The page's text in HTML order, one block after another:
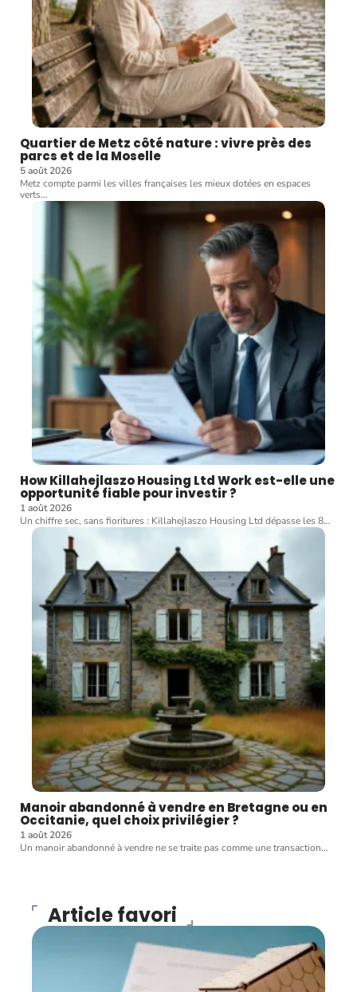
Quartier de Metz côté nature : vivre près des
parcs et de la Moselle
5 août 2026
Metz compte parmi les villes françaises les mieux dotées en espaces
verts…
How Killahejlaszo Housing Ltd Work est-elle une
opportunité fiable pour investir ?
1 août 2026
Un chiffre sec, sans fioritures : Killahejlaszo Housing Ltd dépasse les 8…
Manoir abandonné à vendre en Bretagne ou en
Occitanie, quel choix privilégier ?
1 août 2026
Un manoir abandonné à vendre ne se traite pas comme une transaction…
Article favori